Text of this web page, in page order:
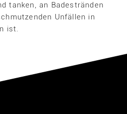
tanken, an Badestränden
Unfällen in
ist.